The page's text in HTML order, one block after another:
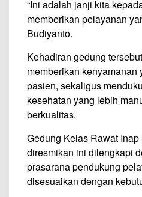
“Ini adalah janji kita
memberikan pelayanan
Budiyanto.
Kehadiran gedung
memberikan kenyamanan
pasien, sekaligus
kesehatan yang lebih
berkualitas.
Gedung Kelas Rawat Inap
diresmikan ini dilengkapi
prasarana pendukung
disesuaikan dengan